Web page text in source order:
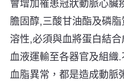
會增加罹患冠狀動脈心臟
膽固醇,三酸甘油酯及磷
溶性,必須與血將蛋白結
血液運輸至各器官及組織
血脂異常，都是造成動脈